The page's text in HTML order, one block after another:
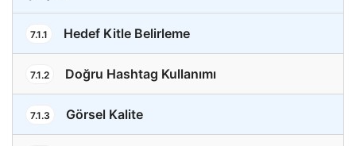
7.1.1 Hedef Kitle Belirleme
7.1.2 Doğru Hashtag Kullanımı
7.1.3 Görsel Kalite